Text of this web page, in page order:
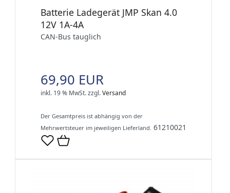
Batterie Ladegerät JMP Skan 4.0
12V 1A-4A
CAN-Bus tauglich
69,90 EUR
inkl. 19 % MwSt.zzgl.Versand
Der Gesamtpreis ist abhängig von der
Mehrwertsteuer im jeweiligen Lieferland. 61210021